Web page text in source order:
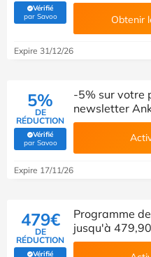
Vérifié
par Savoo(Vérifié par Savoo) Obtenir
Expire 31/12/26
5%
DE
RÉDUCTION
Vérifié
par Savoo(Vérifié par Savoo)
-5% sur votre
newsletter
Expire 17/11/26
479€
DE
RÉDUCTION
Vérifié
Programme
jusqu'à